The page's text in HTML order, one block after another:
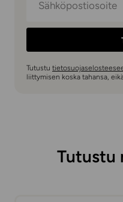
Tutustu
liittymisen koska tahansa,
Tutustu